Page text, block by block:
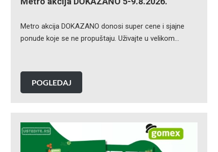
Metro akcija DOKAZANO donosi super cene i sjajne
ponude koje se ne propuštaju. Uživajte u velikom…
POGLEDAJ